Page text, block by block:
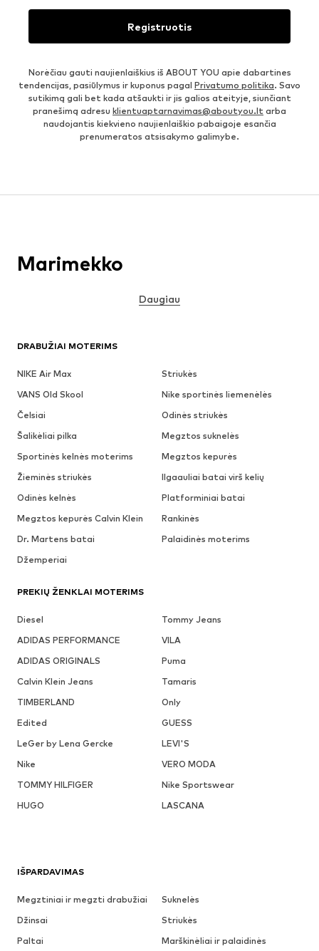
Registruotis
Norėčiau gauti naujienlaiškius iš ABOUT YOU apie dabartines
tendencijas, pasiūlymus ir kuponus pagal Privatumo politika. Savo
sutikimą gali bet kada atšaukti ir jis galios ateityje, siunčiant
pranešimą adresu klientuaptarnavimas@aboutyou.lt arba
naudojantis kiekvieno naujienlaiškio pabaigoje esančia
prenumeratos atsisakymo galimybe.
DRABUŽIAI MOTERIMS
NIKE Air Max
Striukės
VANS Old Skool
Nike sportinės liemenėlės
Čelsiai
Odinės striukės
Šalikėliai pilka
Megztos suknelės
Sportinės kelnės moterims
Megztos kepurės
Žieminės striukės
Ilgaauliai batai virš kelių
Odinės kelnės
Platforminiai batai
Megztos kepurės Calvin Klein
Rankinės
Dr. Martens batai
Palaidinės moterims
Džemperiai
PREKIŲ ŽENKLAI MOTERIMS
Diesel
Tommy Jeans
ADIDAS PERFORMANCE
VILA
ADIDAS ORIGINALS
Puma
Calvin Klein Jeans
Tamaris
TIMBERLAND
Only
Edited
GUESS
LeGer by Lena Gercke
LEVI'S
Nike
VERO MODA
TOMMY HILFIGER
Nike Sportswear
HUGO
LASCANA
IŠPARDAVIMAS
Megztiniai ir megzti drabužiai
Suknelės
Džinsai
Striukės
Paltai
Marškinėliai ir palaidinės
Marimekko
Daugiau